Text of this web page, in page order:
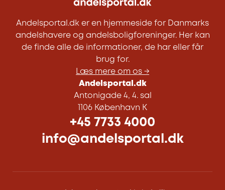
Andelsportal.dk er en hjemmeside for Danmarks
andelshavere og andelsboligforeninger. Her kan
de finde alle de informationer, de har eller får
brug for.
Læs mere om os →
Andelsportal.dk
Antonigade 4, 4. sal
1106 København K
+45 7733 4000
info@andelsportal.dk